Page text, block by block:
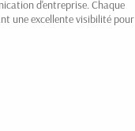
d'entreprise. Chaque
une excellente visibilité pour